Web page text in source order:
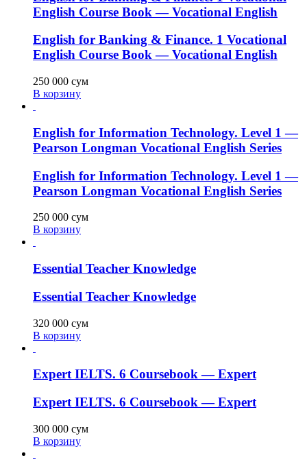
English Course Book — Vocational English
English for Banking & Finance. 1 Vocational
English Course Book — Vocational English
250 000 сум
В корзину
English for Information Technology. Level 1 —
Pearson Longman Vocational English Series
English for Information Technology. Level 1 —
Pearson Longman Vocational English Series
250 000 сум
В корзину
Essential Teacher Knowledge
Essential Teacher Knowledge
320 000 сум
В корзину
Expert IELTS. 6 Coursebook — Expert
Expert IELTS. 6 Coursebook — Expert
300 000 сум
В корзину